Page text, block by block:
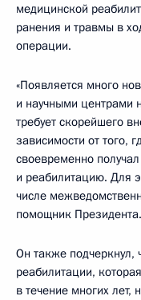
медицинской
ранения и травмы в
операции.
«Появляется много
и научными центрами
требует скорейшего
зависимости от того,
своевременно
и реабилитацию. Для
числе
помощник Президента.
Он также подчеркнул,
реабилитации,
в течение многих